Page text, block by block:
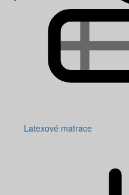
Latexové matrace